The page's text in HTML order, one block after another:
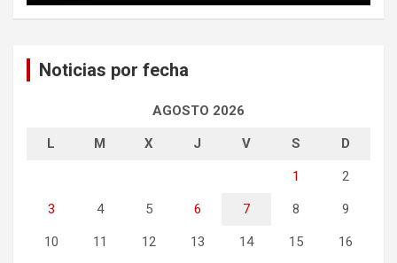
Noticias por fecha
AGOSTO 2026
L M X J V S D
1 2
3 4 5 6 7 8 9
10 11 12 13 14 15 16